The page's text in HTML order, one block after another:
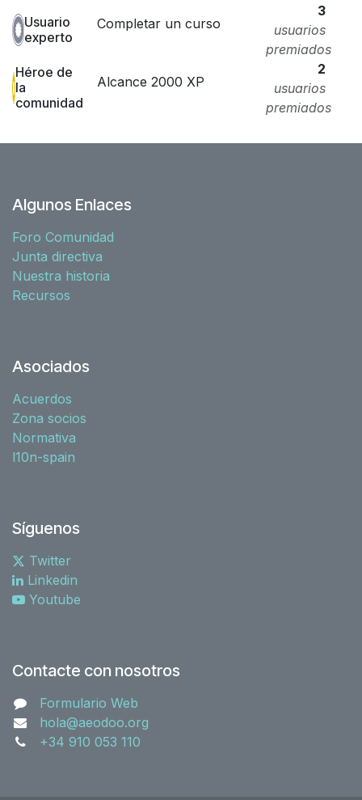
Usuario
experto
Completar un curso
3
usuarios
premiados
Héroe de
la
comunidad
Alcance 2000 XP
2
usuarios
premiados
Algunos Enlaces
Foro Comunidad
Junta directiva
Nuestra historia
Recursos
Asociados
Acuerdos
Zona socios
Normativa
l10n-spain
Síguenos
Twitter
Linkedin
Youtube
Contacte con nosotros
Formulario Web
hola@aeodoo.org
+34 910 053 110